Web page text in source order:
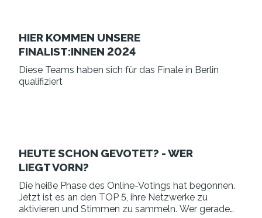
HIER KOMMEN UNSERE
FINALIST:INNEN 2024
Diese Teams haben sich für das Finale in Berlin
qualifiziert
HEUTE SCHON GEVOTET? - WER
LIEGT VORN?
Die heiße Phase des Online-Votings hat begonnen.
Jetzt ist es an den TOP 5, ihre Netzwerke zu
aktivieren und Stimmen zu sammeln. Wer gerade